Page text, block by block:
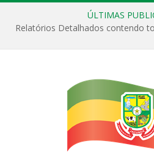
ÚLTIMAS